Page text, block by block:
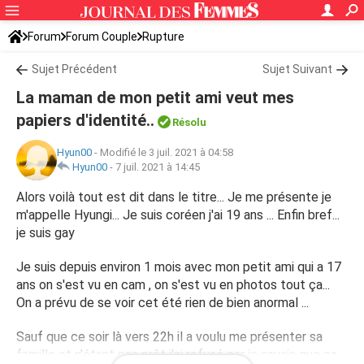
Forum Forum Couple Rupture
Sujet Précédent Sujet Suivant
La maman de mon petit ami veut mes
papiers d'identité..
Résolu
Hyun00 - Modifié le 3 juil. 2021 à 04:58
Hyun00 - 7 juil. 2021 à 14:45
Alors voilà tout est dit dans le titre... Je me présente je
m'appelle Hyungi... Je suis coréen j'ai 19 ans ... Enfin bref...
je suis gay
Je suis depuis environ 1 mois avec mon petit ami qui a 17
ans on s'est vu en cam , on s'est vu en photos tout ça...
On a prévu de se voir cet été rien de bien anormal ...
Sauf que ce soir là vers 22h il a voulu me présenter sa
famille et n'étant pas prêt j'ai refusé car je savais que ça